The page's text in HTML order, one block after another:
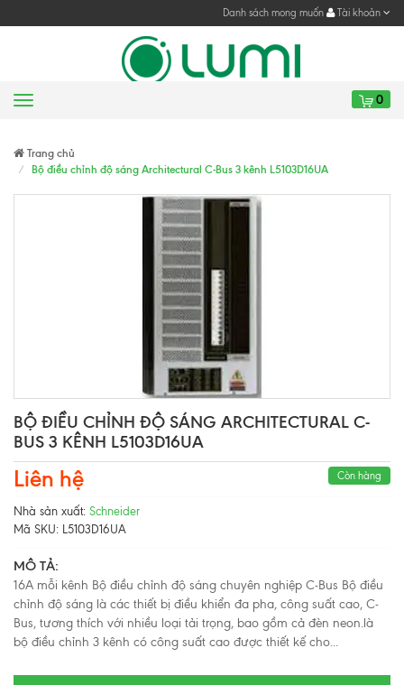
Danh sách mong muốn Tài khoản
Menu 0
Trang chủ
Bộ điều chỉnh độ sáng Architectural C-Bus 3 kênh L5103D16UA
BỘ ĐIỀU CHỈNH ĐỘ SÁNG ARCHITECTURAL C-
BUS 3 KÊNH L5103D16UA
Liên hệ Còn hàng
Nhà sản xuất: Schneider
Mã SKU: L5103D16UA
MÔ TẢ:
16A mỗi kênh Bộ điều chỉnh độ sáng chuyên nghiệp C-Bus Bộ điều
chỉnh độ sáng là các thiết bị điều khiển đa pha, công suất cao, C-
Bus, tương thích với nhiều loại tải trọng, bao gồm cả đèn neon.là
bộ điều chỉnh 3 kênh có công suất cao được thiết kế cho...